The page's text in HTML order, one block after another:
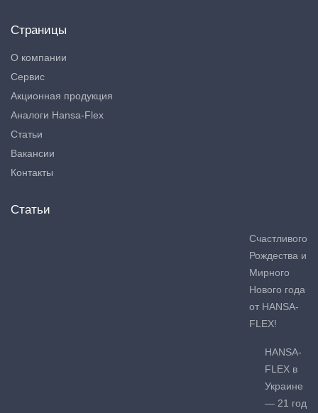
Страницы
О компании
Сервис
Акционная продукция
Аналоги Hansa-Flex
Статьи
Вакансии
Контакты
Статьи
Счастливого
Рождества и
Мирного
Нового года
от HANSA-
FLEX!
HANSA-
FLEX в
Украине
— 21 год